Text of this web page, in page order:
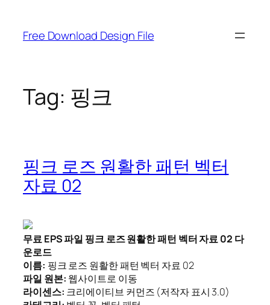
content
Free Download Design File
Tag: 핑크
핑크 로즈 원활한 패턴 벡터
자료 02
무료 EPS 파일 핑크 로즈 원활한 패턴 벡터 자료 02 다
운로드
이름: 핑크 로즈 원활한 패턴 벡터 자료 02
파일 원본: 웹사이트로 이동
라이센스: 크리에이티브 커먼즈 (저작자 표시 3.0)